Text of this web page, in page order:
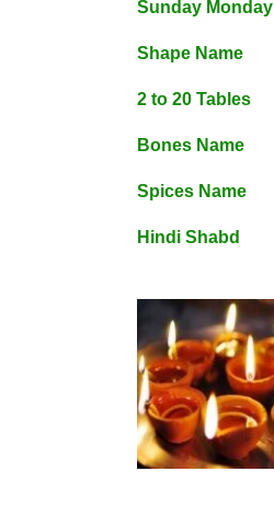
Sunday Monday
Shape Name
2 to 20 Tables
Bones Name
Spices Name
Hindi Shabd